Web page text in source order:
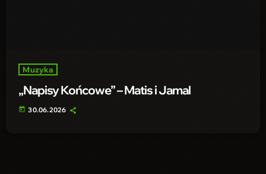
Muzyka
„Napisy Końcowe” – Matis i Jamal
today 30.06.2026